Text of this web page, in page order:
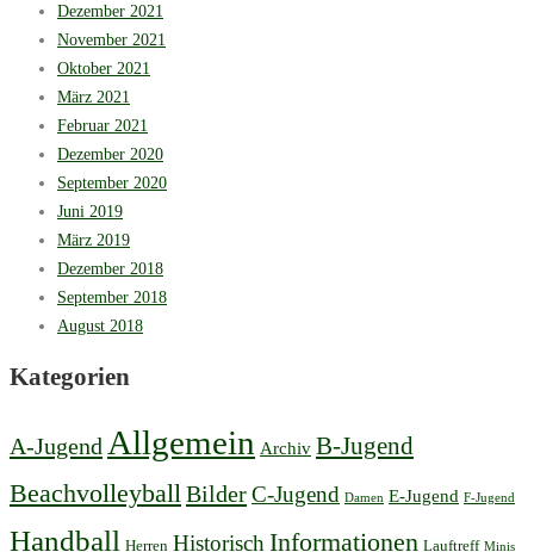
Dezember 2021
November 2021
Oktober 2021
März 2021
Februar 2021
Dezember 2020
September 2020
Juni 2019
März 2019
Dezember 2018
September 2018
August 2018
Kategorien
A-Jugend Allgemein Archiv B-Jugend
BeachvolleyballBilderC-Jugend Damen E-Jugend F-Jugend
Handball Herren Historisch Informationen Lauftreff Minis